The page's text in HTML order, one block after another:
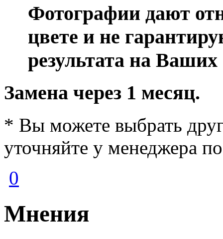
Фотографии дают
цвете и не
результата на Ваших
Замена через 1 месяц.
* Вы можете выбрать
уточняйте у менеджера
0
Мнения